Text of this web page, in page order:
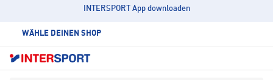
INTERSPORT App downloaden
WÄHLE DEINEN SHOP